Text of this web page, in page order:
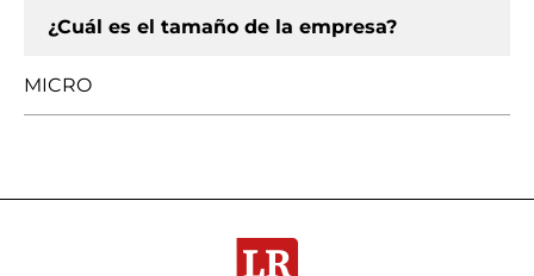
¿Cuál es el tamaño de la empresa?
MICRO